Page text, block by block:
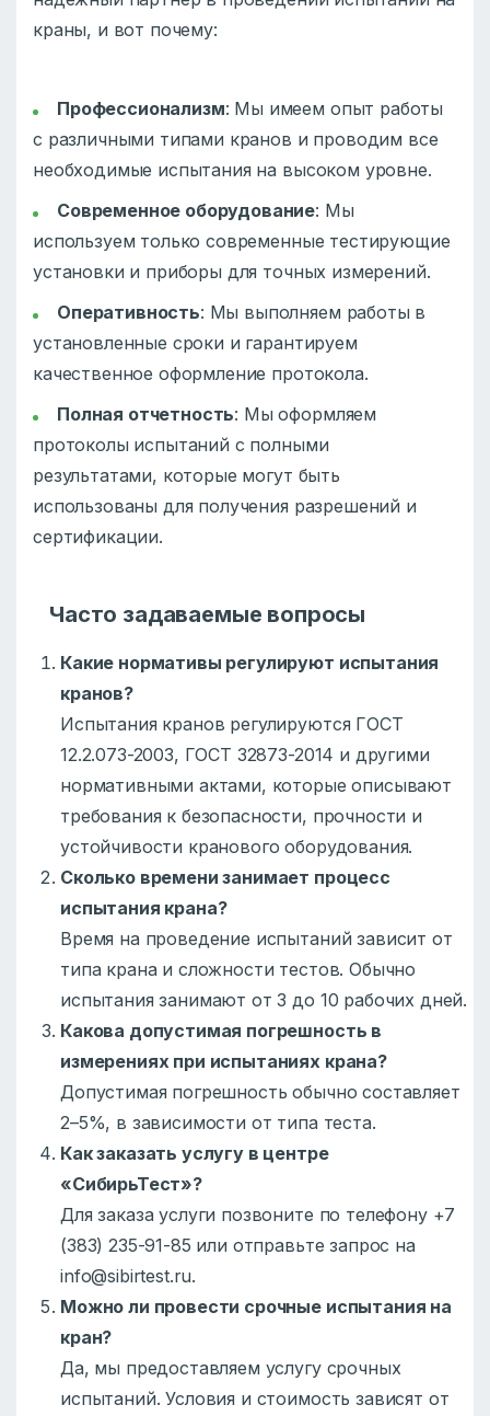
краны, и вот почему:
Профессионализм: Мы имеем опыт работы
с различными типами кранов и проводим все
необходимые испытания на высоком уровне.
Современное оборудование: Мы
используем только современные тестирующие
установки и приборы для точных измерений.
Оперативность: Мы выполняем работы в
установленные сроки и гарантируем
качественное оформление протокола.
Полная отчетность: Мы оформляем
протоколы испытаний с полными
результатами, которые могут быть
использованы для получения разрешений и
сертификации.
Часто задаваемые вопросы
Какие нормативы регулируют испытания
кранов?
Испытания кранов регулируются ГОСТ
12.2.073-2003, ГОСТ 32873-2014 и другими
нормативными актами, которые описывают
требования к безопасности, прочности и
устойчивости кранового оборудования.
Сколько времени занимает процесс
испытания крана?
Время на проведение испытаний зависит от
типа крана и сложности тестов. Обычно
испытания занимают от 3 до 10 рабочих дней.
Какова допустимая погрешность в
измерениях при испытаниях крана?
Допустимая погрешность обычно составляет
2–5%, в зависимости от типа теста.
Как заказать услугу в центре
«СибирьТест»?
Для заказа услуги позвоните по телефону +7
(383) 235-91-85 или отправьте запрос на
info@sibirtest.ru.
Можно ли провести срочные испытания на
кран?
Да, мы предоставляем услугу срочных
испытаний. Условия и стоимость зависят от